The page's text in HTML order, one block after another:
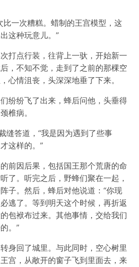
比一次糟糕。蜡制的王宫模型，这
这种玩意儿。”
打点行装，往背上一驮，开始新一
，不知不觉，走到了之前的那棵空
心情沮丧，头深深地垂了下来。
纷纷飞了出来，蜂后问他，头垂得
椎病。
缝答道，“我是因为遇到了些事
这样的。”
前因后果，包括国王那个荒唐的命
了。听完之后，野蜂们聚在一起，
子。然后，蜂后对他说道：“你现
逃了。等到明天这个时候，再折返
包袱布过来。其他事情，交给我们
。”
身回了城里。与此同时，空心树里
宫，从敞开的窗子飞到里面去，来